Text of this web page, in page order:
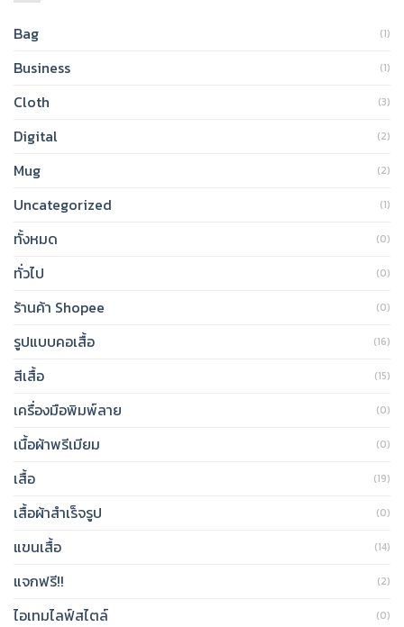
Bag (1)
Business (1)
Cloth (3)
Digital (2)
Mug (2)
Uncategorized (1)
ทั้งหมด (0)
ทั่วไป (0)
ร้านค้า Shopee (0)
รูปแบบคอเสื้อ (16)
สีเสื้อ (15)
เครื่องมือพิมพ์ลาย (0)
เนื้อผ้าพรีเมียม (0)
เสื้อ (19)
เสื้อผ้าสำเร็จรูป (0)
แขนเสื้อ (14)
แจกฟรี!! (2)
ไอเทมไลฟ์สไตล์ (0)